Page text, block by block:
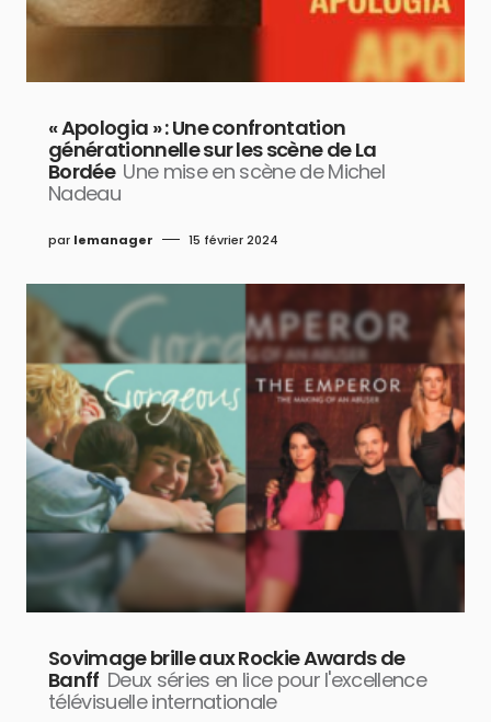
« Apologia » : Une confrontation
générationnelle sur les scène de La
Bordée Une mise en scène de Michel
Nadeau
par lemanager 15 février 2024
Sovimage brille aux Rockie Awards de
Banff Deux séries en lice pour l'excellence
télévisuelle internationale